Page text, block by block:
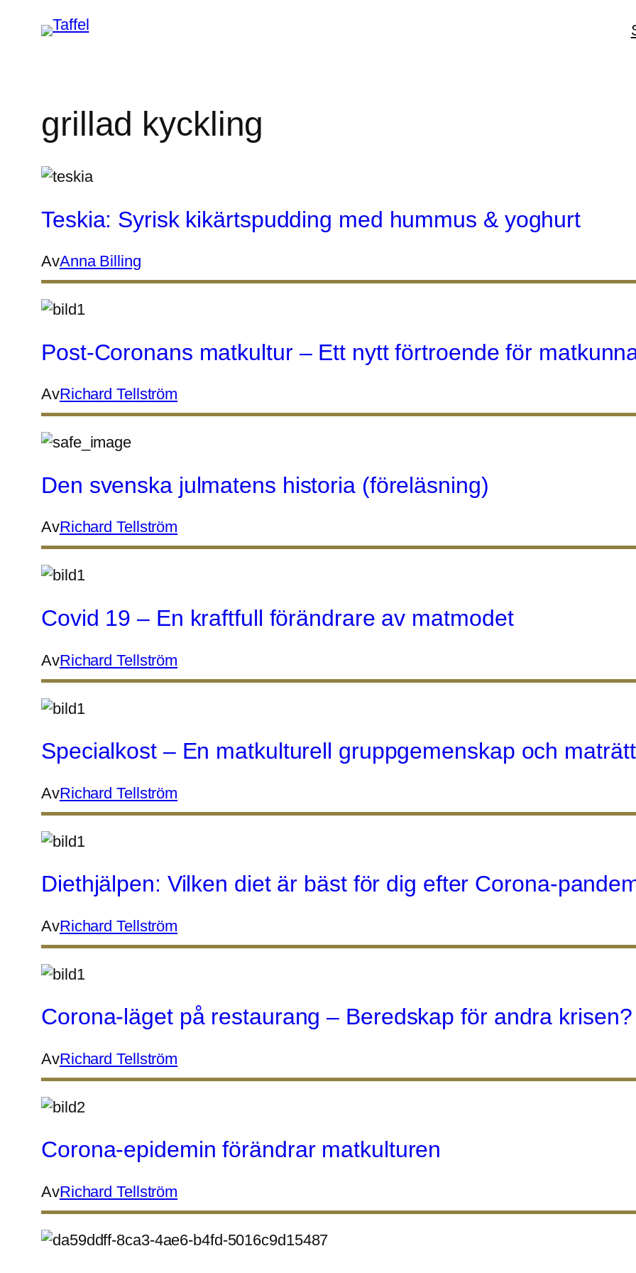
grillad kyckling
Teskia: Syrisk kikärtspudding med hummus & yoghurt
AvAnna Billing
Post-Coronans matkultur – Ett nytt förtroende för
AvRichard Tellström
Den svenska julmatens historia (föreläsning)
AvRichard Tellström
Covid 19 – En kraftfull förändrare av matmodet
AvRichard Tellström
Specialkost – En matkulturell gruppgemenskap och
AvRichard Tellström
Diethjälpen: Vilken diet är bäst för dig efter Corona-
AvRichard Tellström
Corona-läget på restaurang – Beredskap för andra krisen?
AvRichard Tellström
Corona-epidemin förändrar matkulturen
AvRichard Tellström